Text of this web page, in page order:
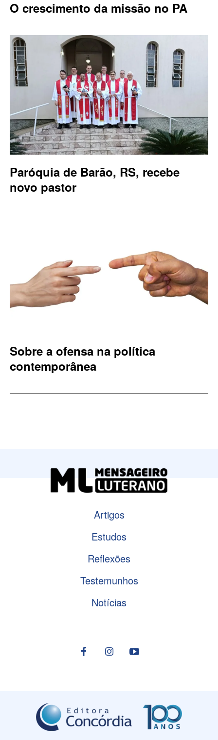
O crescimento da missão no PA
Paróquia de Barão, RS, recebe
novo pastor
Sobre a ofensa na política
contemporânea
Artigos
Estudos
Reflexões
Testemunhos
Notícias